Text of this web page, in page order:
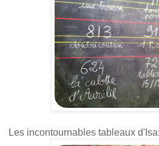
Les incontournables tableaux d'Isa: